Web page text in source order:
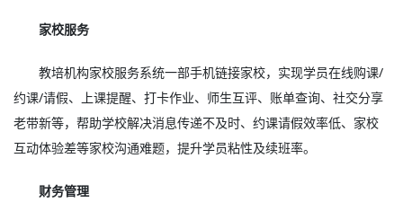
家校服务
教培机构家校服务系统一部手机链接家校，实现学员在线购课/
约课/请假、上课提醒、打卡作业、师生互评、账单查询、社交分享
老带新等，帮助学校解决消息传递不及时、约课请假效率低、家校
互动体验差等家校沟通难题，提升学员粘性及续班率。
财务管理